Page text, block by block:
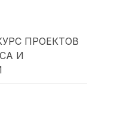
ПРОЕКТОВ
И